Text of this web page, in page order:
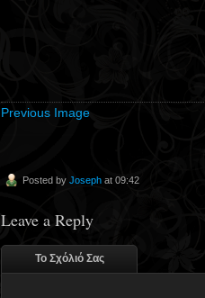
Previous Image
Posted by Joseph at 09:42
Leave a Reply
Το Σχόλιό Σας